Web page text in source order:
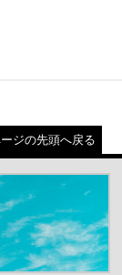
ジの先頭へ戻る